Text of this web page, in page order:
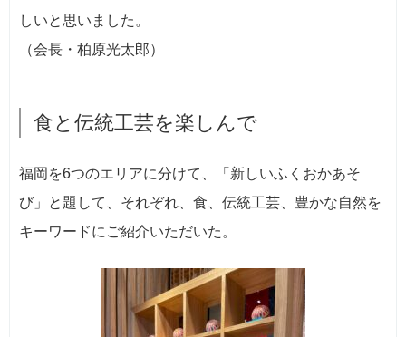
しいと思いました。
（会長・柏原光太郎）
食と伝統工芸を楽しんで
福岡を6つのエリアに分けて、「新しいふくおかあそ
び」と題して、それぞれ、食、伝統工芸、豊かな自然を
キーワードにご紹介いただいた。